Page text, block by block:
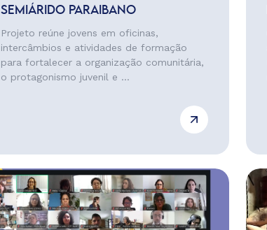
SEMIÁRIDO PARAIBANO
Projeto reúne jovens em oficinas,
intercâmbios e atividades de formação
para fortalecer a organização comunitária,
o protagonismo juvenil e ...